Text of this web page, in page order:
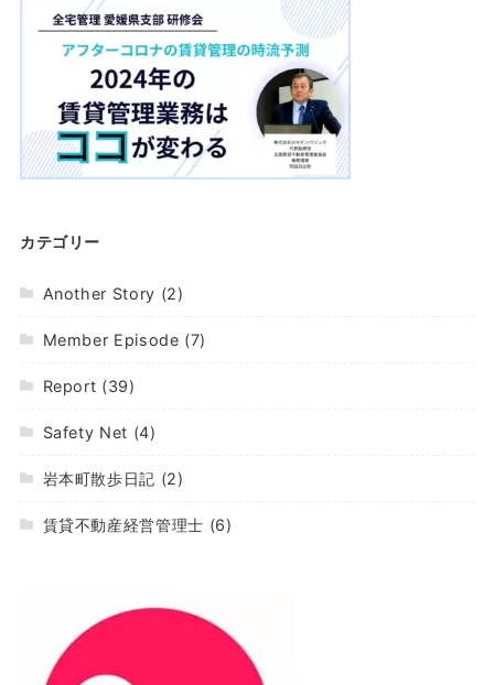
カテゴリー
Another Story (2)
Member Episode (7)
Report (39)
Safety Net (4)
岩本町散歩日記 (2)
賃貸不動産経営管理士 (6)